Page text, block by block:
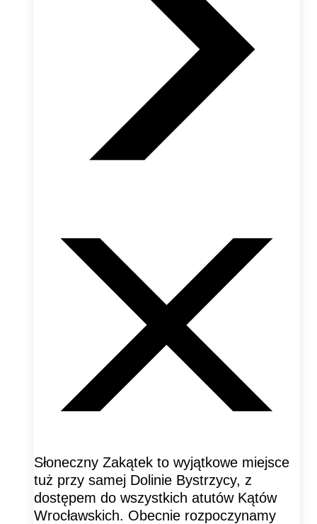
Słoneczny Zakątek to wyjątkowe miejsce
tuż przy samej Dolinie Bystrzycy, z
dostępem do wszystkich atutów Kątów
Wrocławskich. Obecnie rozpoczynamy